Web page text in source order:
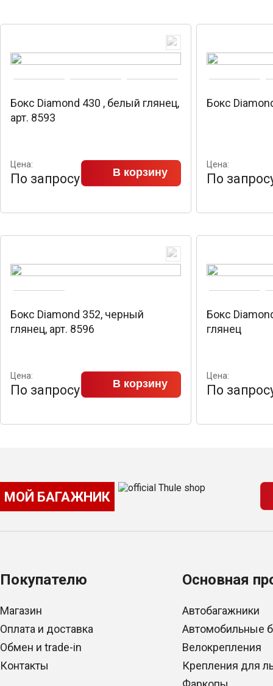
Бокс Diamond 430 , белый глянец,
арт. 8593
Цена:
По запросу В корзину
Бокс
Цена:
По
Бокс Diamond 352, черный
глянец, арт. 8596
Цена:
По запросу В корзину
Бокс
глянец
Цена:
По
МОЙ БАГАЖНИК
Покупателю
Магазин
Оплата и доставка
Обмен и trade-in
Контакты
Основная
Автобагажники
Автомобильные
Велокрепления
Крепления для